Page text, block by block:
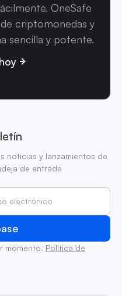
OneSafe
criptomonedas y
sencilla y potente.
noticias y lanzamientos de
de entrada
momento. Política de